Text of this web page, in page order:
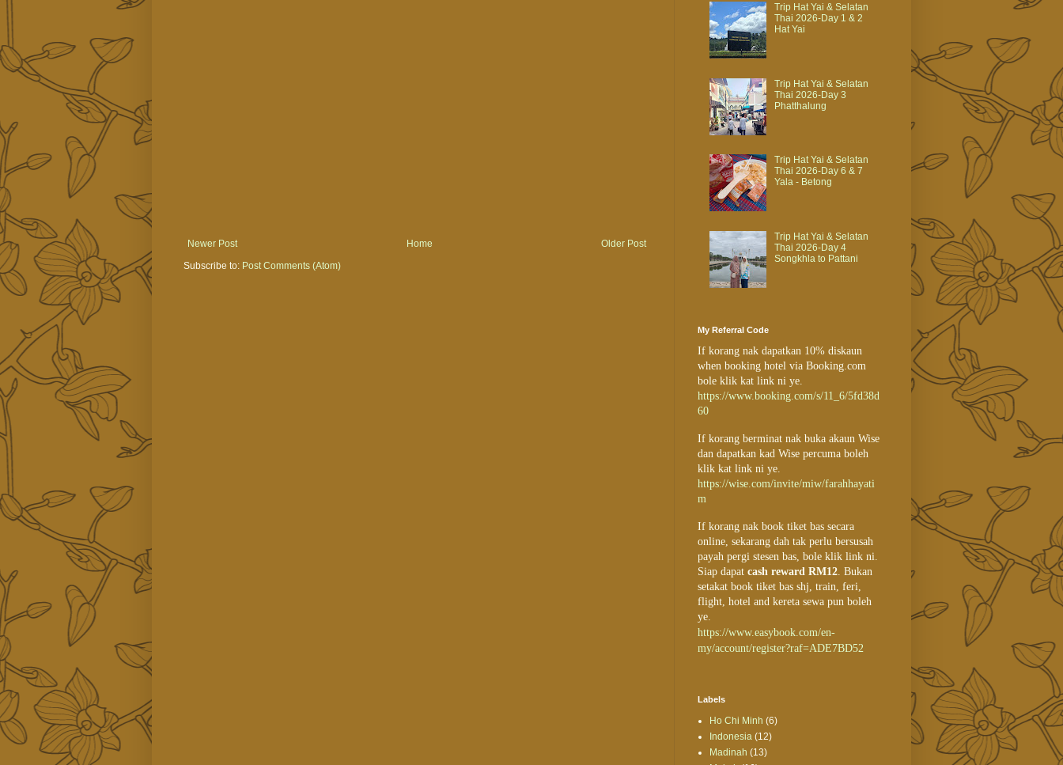
Newer Post Older Post
Home
Subscribe to: Post Comments (Atom)
Trip Hat Yai & Selatan
Thai 2026-Day 1 & 2
Hat Yai
Trip Hat Yai & Selatan
Thai 2026-Day 3
Phatthalung
Trip Hat Yai & Selatan
Thai 2026-Day 6 & 7
Yala - Betong
Trip Hat Yai & Selatan
Thai 2026-Day 4
Songkhla to Pattani
My Referral Code
If korang nak dapatkan 10% diskaun
when booking hotel via Booking.com
bole klik kat link ni ye.
https://www.booking.com/s/11_6/5fd38d
60
If korang berminat nak buka akaun Wise
dan dapatkan kad Wise percuma boleh
klik kat link ni ye.
https://wise.com/invite/miw/farahhayati
m
If korang nak book tiket bas secara
online, sekarang dah tak perlu bersusah
payah pergi stesen bas, bole klik link ni.
Siap dapat cash reward RM12 . Bukan
setakat book tiket bas shj, train, feri,
flight, hotel and kereta sewa pun boleh
ye.
https://www.easybook.com/en-
my/account/register?raf=ADE7BD52
Labels
Ho Chi Minh (6)
Indonesia (12)
Madinah (13)